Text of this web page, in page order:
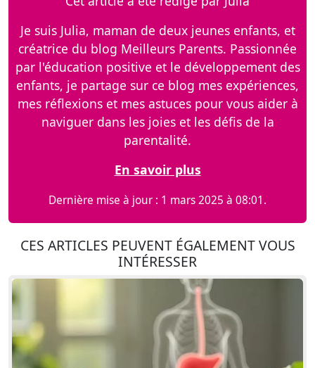
Je suis Julia, maman de deux jeunes enfants, et
créatrice du blog Meilleurs Parents. Passionnée
par l'éducation positive et le développement des
enfants, je partage sur ce blog mes expériences,
mes réflexions et mes astuces pour vous aider à
naviguer dans les joies et les défis de la
parentalité.
En savoir plus
Dernière mise à jour : 1 mars 2025 à 08:01.
CES ARTICLES PEUVENT ÉGALEMENT VOUS
INTÉRESSER